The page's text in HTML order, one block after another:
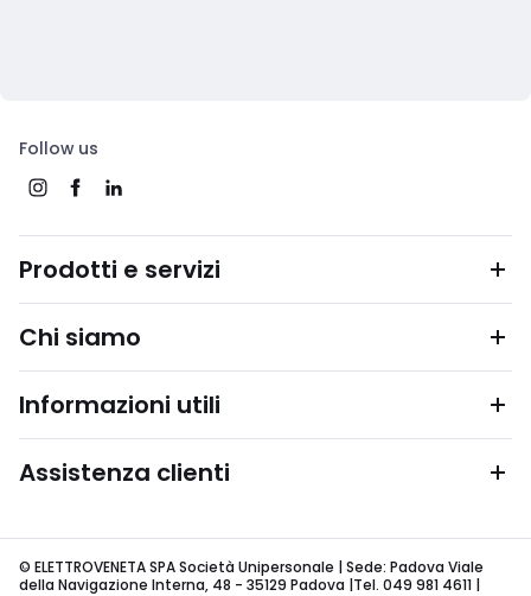
Follow us
Prodotti e servizi
Chi siamo
Informazioni utili
Assistenza clienti
© ELETTROVENETA SPA Società Unipersonale | Sede: Padova Viale
della Navigazione Interna, 48 - 35129 Padova |Tel. 049 981 4611 |